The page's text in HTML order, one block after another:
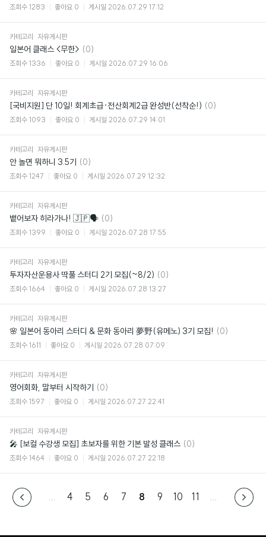
조회수 1283 좋아요 0 게시일 2026.07.29 17:12
카테고리 자유게시판
일본어 클래스 <무한> 댓
(0)
조회수 1336 좋아요 0 게시일 2026.07.29 16:06
카테고리 자유게시판
[국비지원] 단 10일! 회계초급·전산회계2급 완성반(선착순!) 댓
(0)
조회수 1093 좋아요 0 게시일 2026.07.29 14:01
카테고리 자유게시판
안 놀면 뭐하니 3.5기 댓
(0)
조회수 1247 좋아요 0 게시일 2026.07.29 12:32
카테고리 자유게시판
뱉어보자 히라가나! 🇯🇵🗣️ 댓
글
(0)
조회수 1399 좋아요 0 게시일 2026.07.28 17:55
카테고리 자유게시판
투자자산운용사 딱풀 스터디 2기 모집(~8/2) 댓
글
(0)
조회수 1664 좋아요 0 게시일 2026.07.28 13:27
카테고리 자유게시판
🌸 일본어 동아리 스터디 & 문화 동아리 夢野(유메노) 3기 모집! 댓
(0)
조회수 1611 좋아요 0 게시일 2026.07.28 07:09
카테고리 자유게시판
영어회화, 말부터 시작하기 댓
글
(0)
조회수 1597 좋아요 0 게시일 2026.07.27 22:41
카테고리 자유게시판
🎤 [보컬 수강생 모집] 초보자를 위한 기본 발성 클래스 댓
(0)
조회수 1464 좋아요 0 게시일 2026.07.27 22:18
... 4 5 6 7 8 9 10 11 ...